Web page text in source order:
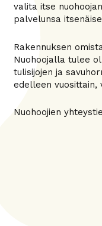
valita itse
palvelunsa
Rakennuksen
Nuohoojalla tulee
tulisijojen ja
edelleen vuosittain,
Nuohoojien